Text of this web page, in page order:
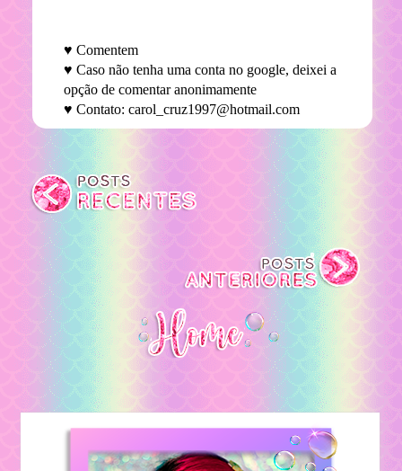
♥ Comentem
♥ Caso não tenha uma conta no google, deixei a
opção de comentar anonimamente
♥ Contato: carol_cruz1997@hotmail.com